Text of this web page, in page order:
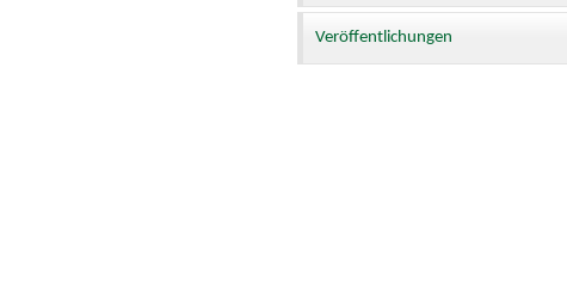
Veröffentlichungen